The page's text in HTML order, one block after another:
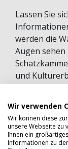
Lassen Sie
werden die
Augen sehen
und
Lassen Sie
einem der
Wanderung
an einem
Wir verwenden
Wir können diese
unsere Webseite zu
Ihnen ein
Informationen zu